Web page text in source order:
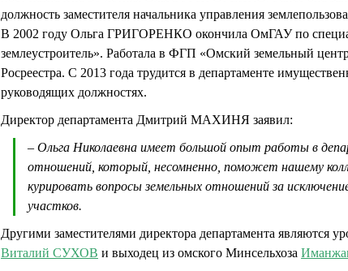
должность заместителя начальника управления
В 2002 году Ольга ГРИГОРЕНКО окончила ОмГАУ по
землеустроитель». Работала в ФГП «Омский земельный
Росреестра. С 2013 года трудится в департаменте
руководящих должностях.
Директор департамента Дмитрий МАХИНЯ заявил:
– Ольга Николаевна имеет большой опыт работы в
отношений, который, несомненно, поможет нашему
курировать вопросы земельных отношений за
участков.
Другими заместителями директора департамента являются
Виталий СУХОВ и выходец из омского Минсельхоза